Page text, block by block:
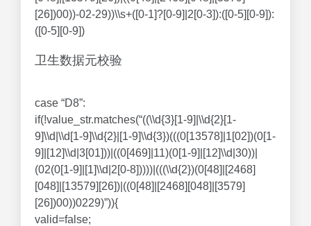
[26])00))-02-29))\\s+([0-1]?[0-9]|2[0-3]):([0-5][0-9]):
([0-5][0-9])
卫生数据元校验
case “D8”:
if(!value_str.matches(“((\\d{3}[1-9]|\\d{2}[1-
9]\\d|\\d[1-9]\\d{2}|[1-9]\\d{3})(((0[13578]|1[02])(0[1-
9]|[12]\\d|3[01]))|((0[469]|11)(0[1-9]|[12]\\d|30))|
(02(0[1-9]|[1]\\d|2[0-8]))))|(((\\d{2})(0[48]|[2468]
[048]|[13579][26])|((0[48]|[2468][048]|[3579]
[26])00))0229)”)){
valid=false;